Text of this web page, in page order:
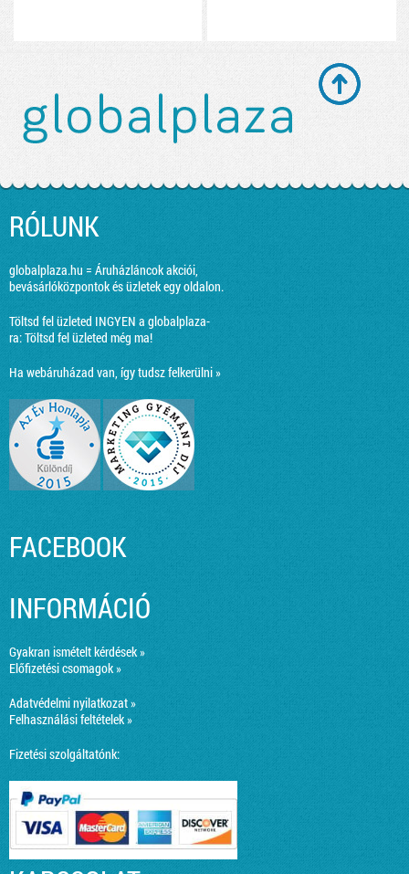
RÓLUNK
globalplaza.hu = Áruházláncok akciói,
bevásárlóközpontok és üzletek egy oldalon.
Töltsd fel üzleted INGYEN a globalplaza-
ra:Töltsd fel üzleted még ma!
Ha webáruházad van, így tudsz felkerülni »
FACEBOOK
INFORMÁCIÓ
Gyakran ismételt kérdések »
Előfizetési csomagok »
Adatvédelmi nyilatkozat »
Felhasználási feltételek »
Fizetési szolgáltatónk: